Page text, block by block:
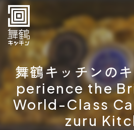
舞鶴キッチンの
perience the
World-Class
zuru